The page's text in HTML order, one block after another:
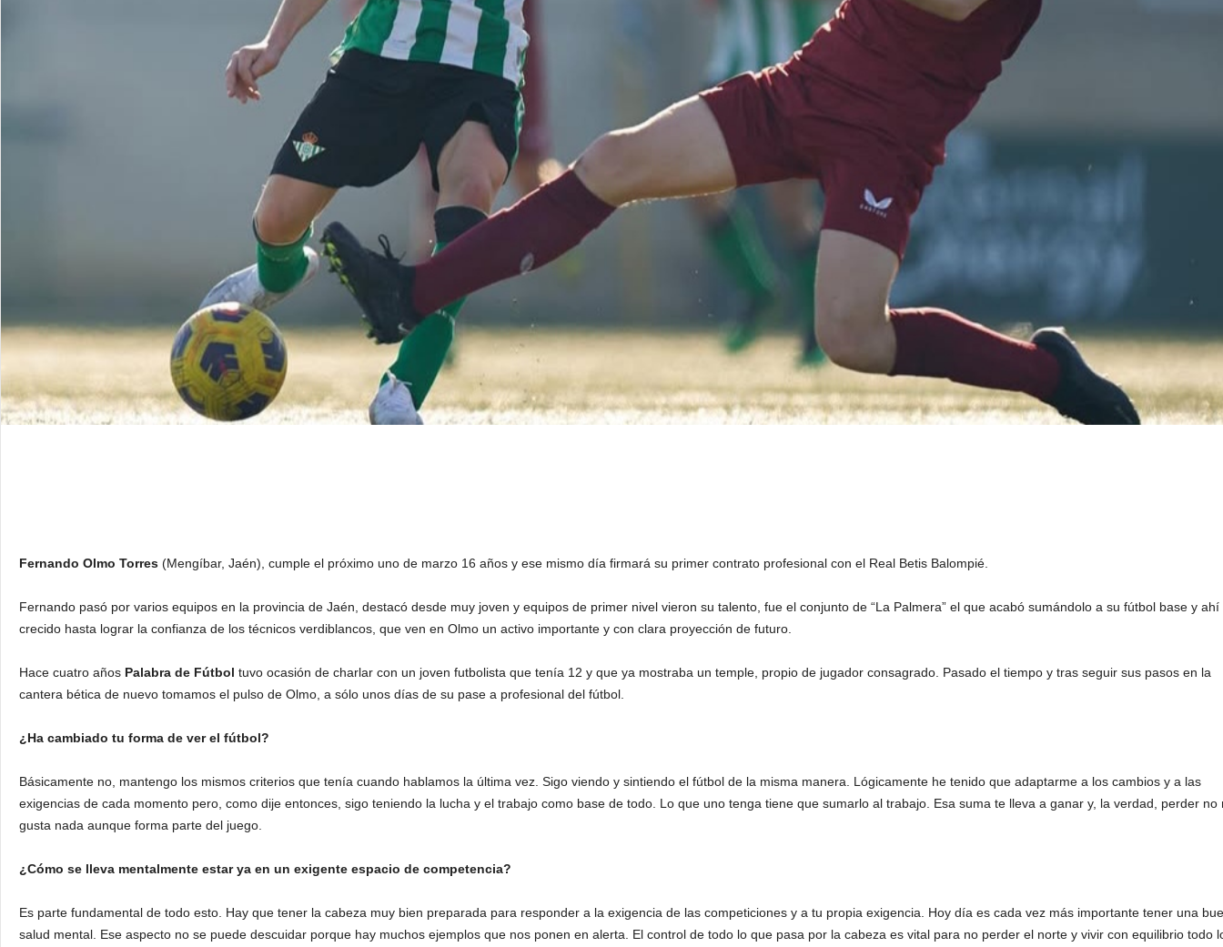
Fernando Olmo Torres (Mengíbar, Jaén), cumple el próximo uno de marzo 16 años y ese mismo día firmará su primer contrato profesional con el Real Betis Balompié.
Fernando pasó por varios equipos en la provincia de Jaén, destacó desde muy joven y equipos de primer nivel vieron su talento, fue el conjunto de “La Palmera” el que acabó sumándolo a su fútbol base y ahí
crecido hasta lograr la confianza de los técnicos verdiblancos, que ven en Olmo un activo importante y con clara proyección de futuro.
Hace cuatro años Palabra de Fútbol tuvo ocasión de charlar con un joven futbolista que tenía 12 y que ya mostraba un temple, propio de jugador consagrado. Pasado el tiempo y tras seguir sus pasos en la
cantera bética de nuevo tomamos el pulso de Olmo, a sólo unos días de su pase a profesional del fútbol.
¿Ha cambiado tu forma de ver el fútbol?
Básicamente no, mantengo los mismos criterios que tenía cuando hablamos la última vez. Sigo viendo y sintiendo el fútbol de la misma manera. Lógicamente he tenido que adaptarme a los cambios y a las
exigencias de cada momento pero, como dije entonces, sigo teniendo la lucha y el trabajo como base de todo. Lo que uno tenga tiene que sumarlo al trabajo. Esa suma te lleva a ganar y, la verdad, perder no
gusta nada aunque forma parte del juego.
¿Cómo se lleva mentalmente estar ya en un exigente espacio de competencia?
Es parte fundamental de todo esto. Hay que tener la cabeza muy bien preparada para responder a la exigencia de las competiciones y a tu propia exigencia. Hoy día es cada vez más importante tener una
salud mental. Ese aspecto no se puede descuidar porque hay muchos ejemplos que nos ponen en alerta. El control de todo lo que pasa por la cabeza es vital para no perder el norte y vivir con equilibrio todo